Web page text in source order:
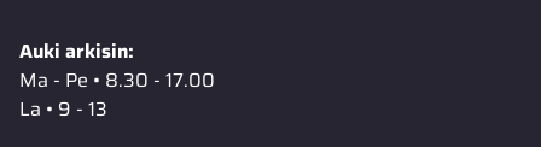
Auki arkisin:
Ma - Pe • 8.30 - 17.00
La • 9 - 13